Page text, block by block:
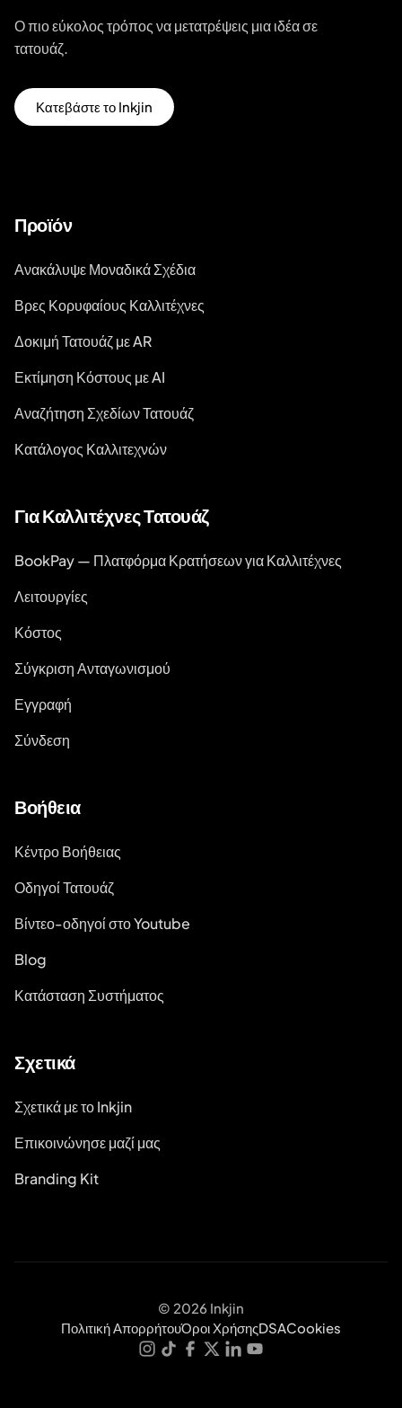
Ο πιο εύκολος τρόπος να μετατρέψεις μια ιδέα σε
τατουάζ.
Κατεβάστε το Inkjin
Προϊόν
Ανακάλυψε Μοναδικά Σχέδια
Βρες Κορυφαίους Καλλιτέχνες
Δοκιμή Τατουάζ με AR
Εκτίμηση Κόστους με AI
Αναζήτηση Σχεδίων Τατουάζ
Κατάλογος Καλλιτεχνών
Για Καλλιτέχνες Τατουάζ
BookPay — Πλατφόρμα Κρατήσεων για Καλλιτέχνες
Λειτουργίες
Κόστος
Σύγκριση Ανταγωνισμού
Εγγραφή
Σύνδεση
Βοήθεια
Κέντρο Βοήθειας
Οδηγοί Τατουάζ
Βίντεο-οδηγοί στο Youtube
Blog
Κατάσταση Συστήματος
Σχετικά
Σχετικά με το Inkjin
Επικοινώνησε μαζί μας
Branding Kit
© 2026 Inkjin
Πολιτική ΑπορρήτουΌροι ΧρήσηςDSACookies